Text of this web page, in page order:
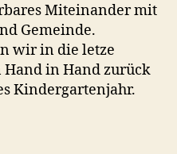
Miteinander mit
Gemeinde.
wir in die letze
Hand in Hand zurück
Kindergartenjahr.